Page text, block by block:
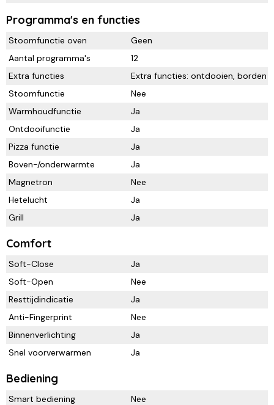
Programma's en functies
Stoomfunctie oven
Geen
Aantal programma's
12
Extra functies
Extra functies: ontdooien, borden
Stoomfunctie
Nee
Warmhoudfunctie
Ja
Ontdooifunctie
Ja
Pizza functie
Ja
Boven-/onderwarmte
Ja
Magnetron
Nee
Hetelucht
Ja
Grill
Ja
Comfort
Soft-Close
Ja
Soft-Open
Nee
Resttijdindicatie
Ja
Anti-Fingerprint
Nee
Binnenverlichting
Ja
Snel voorverwarmen
Ja
Bediening
Smart bediening
Nee